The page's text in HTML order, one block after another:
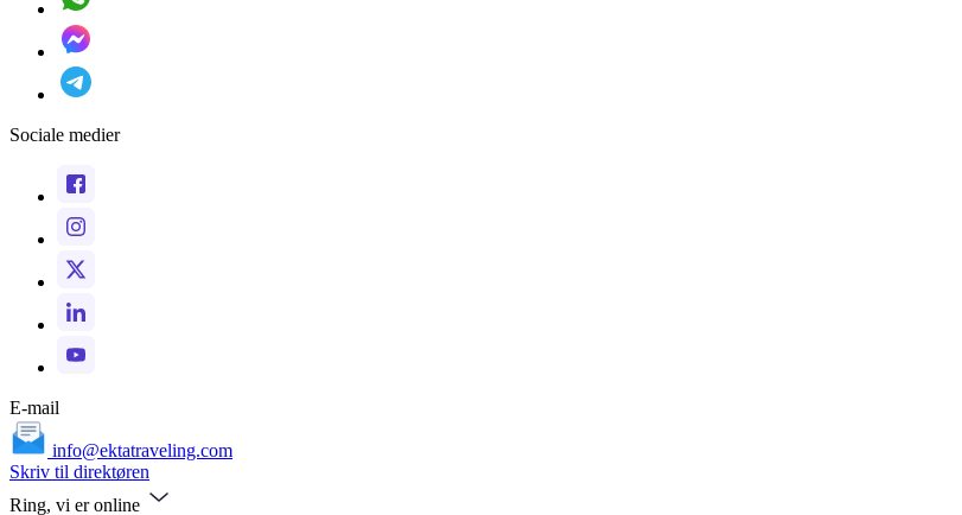
Sociale medier
E-mail
info@ektatraveling.com
Skriv til direktøren
Ring, vi er online